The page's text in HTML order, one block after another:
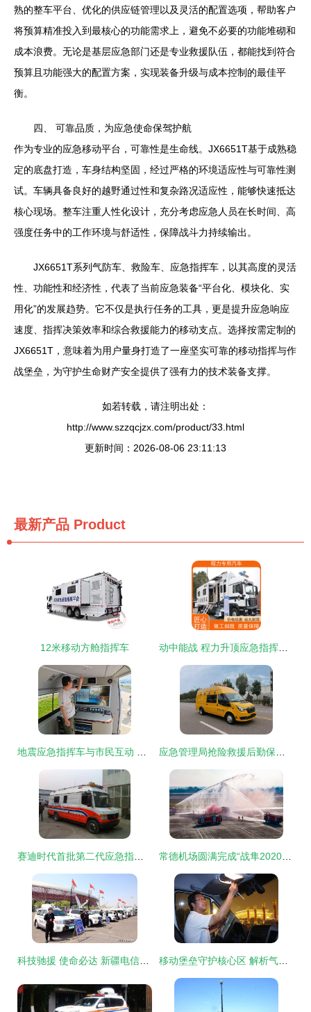
熟的整车平台、优化的供应链管理以及灵活的配置选项，帮助客户
将预算精准投入到最核心的功能需求上，避免不必要的功能堆砌和
成本浪费。无论是基层应急部门还是专业救援队伍，都能找到符合
预算且功能强大的配置方案，实现装备升级与成本控制的最佳平
衡。
四、 可靠品质，为应急使命保驾护航
作为专业的应急移动平台，可靠性是生命线。JX6651T基于成熟稳
定的底盘打造，车身结构坚固，经过严格的环境适应性与可靠性测
试。车辆具备良好的越野通过性和复杂路况适应性，能够快速抵达
核心现场。整车注重人性化设计，充分考虑应急人员在长时间、高
强度任务中的工作环境与舒适性，保障战斗力持续输出。
JX6651T系列气防车、救险车、应急指挥车，以其高度的灵活
性、功能性和经济性，代表了当前应急装备“平台化、模块化、实
用化”的发展趋势。它不仅是执行任务的工具，更是提升应急响应
速度、指挥决策效率和综合救援能力的移动支点。选择按需定制的
JX6651T，意味着为用户量身打造了一座坚实可靠的移动指挥与作
战堡垒，为守护生命财产安全提供了强有力的技术装备支撑。
如若转载，请注明出处：
http://www.szzqcjzx.com/product/33.html
更新时间：2026-08-06 23:11:13
最新产品 Product
12米移动方舱指挥车